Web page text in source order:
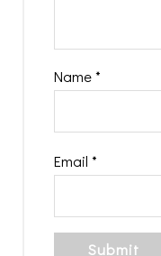
Name*
Email*